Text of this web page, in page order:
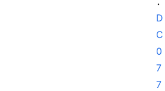
D
C
0
7
7